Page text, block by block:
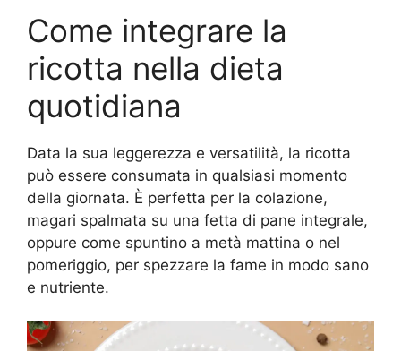
Come integrare la
ricotta nella dieta
quotidiana
Data la sua leggerezza e versatilità, la ricotta
può essere consumata in qualsiasi momento
della giornata. È perfetta per la colazione,
magari spalmata su una fetta di pane integrale,
oppure come spuntino a metà mattina o nel
pomeriggio, per spezzare la fame in modo sano
e nutriente.